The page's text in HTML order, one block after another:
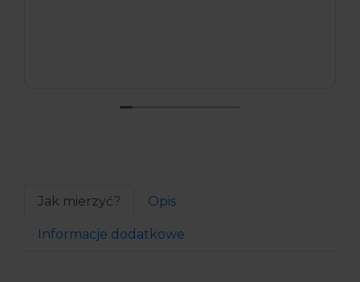
Jak mierzyć? Opis
Informacje dodatkowe